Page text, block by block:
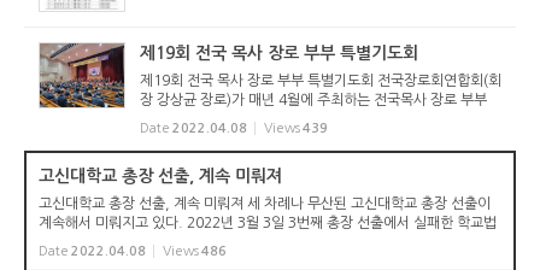
제19회 전국 목사 장로 부부 특별기도회
제19회 전국 목사 장로 부부 특별기도회 전국장로회연합회(회
장 강상균 장로)가 매년 4월에 주최하는 전국목사 장로 부부
특별기도회가 제19회 째 2022년 4월 7일(목) 오후 1시 고려
신학대학원에서 개최됐다. ‘이에 예수의 이름이 드러난지
라’라...
Date 2022.04.08 Views439
고신대학교 총장 선출, 계속 미뤄져
고신대학교 총장 선출, 계속 미뤄져 세 차례나 무산된 고신대학교 총장 선출이
계속해서 미뤄지고 있다. 2022년 3월 3일 3번째 총장 선출에서 실패한 학교법
인 고려학원 이사회(이사장 김종철 목사)는 당초 4월 6일(수)에 총장선출 방식
을 논의하기로 했었다....
Date 2022.04.08 Views486